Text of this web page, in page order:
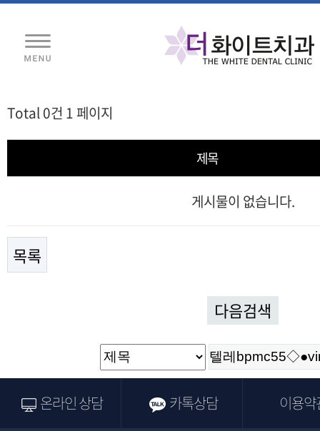
Total 0건 1 페이지
제목
게시물이 없습니다.
목록
다음검색
온라인 상담 카톡상담 이용약